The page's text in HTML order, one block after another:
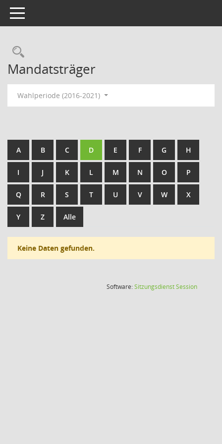
Toggle navigation
Rechercheauswahl
Mandatsträger
Wahlperiode (2016-2021)
A B C D E F G H
I J K L M N O P
Q R S T U V W X
Y Z Alle
Keine Daten gefunden.
Software:SitzungsdienstSession(Wird in